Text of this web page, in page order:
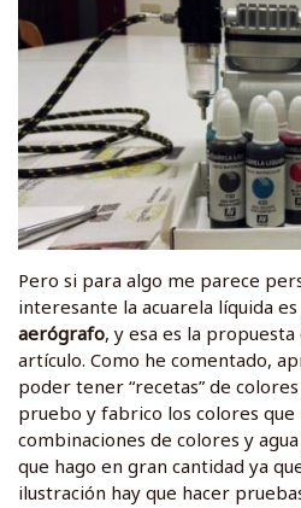
Pero si para algo me parece
interesante la acuarela líquida
aerógrafo, y esa es la
artículo. Como he comentado,
poder tener “recetas” de
pruebo y fabrico los colores
combinaciones de colores y
que hago en gran cantidad ya
ilustración hay que hacer